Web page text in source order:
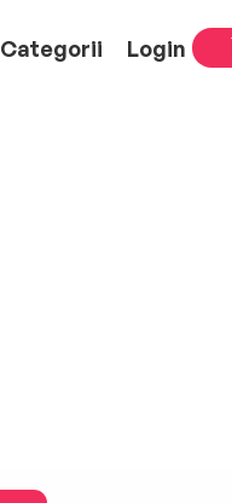
Categorii Login